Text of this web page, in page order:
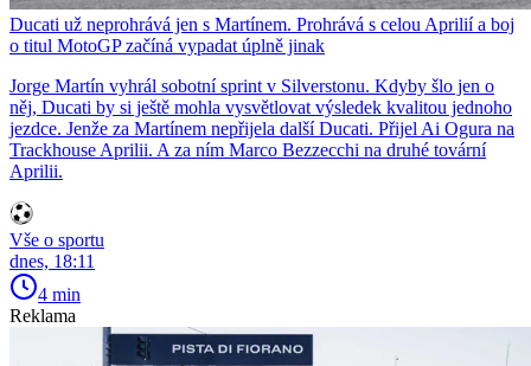
Ducati už neprohrává jen s Martínem. Prohrává s celou Aprilií a boj
o titul MotoGP začíná vypadat úplně jinak
Jorge Martín vyhrál sobotní sprint v Silverstonu. Kdyby šlo jen o
něj, Ducati by si ještě mohla vysvětlovat výsledek kvalitou jednoho
jezdce. Jenže za Martínem nepřijela další Ducati. Přijel Ai Ogura na
Trackhouse Aprilii. A za ním Marco Bezzecchi na druhé tovární
Aprilii.
Vše o sportu
dnes, 18:11
4 min
Reklama